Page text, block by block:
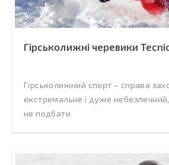
Гірськолижні черевики
Гірськолижний спорт – справа
екстремальне і дуже
не подбати